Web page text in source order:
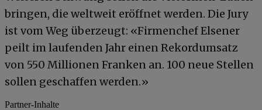
bringen, die weltweit eröffnet werden. Die Jury
ist vom Weg überzeugt: «Firmenchef Elsener
peilt im laufenden Jahr einen Rekordumsatz
von 550 Millionen Franken an. 100 neue Stellen
sollen geschaffen werden.»
Partner-Inhalte